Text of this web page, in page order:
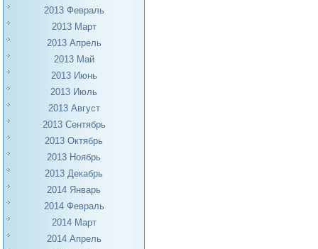
2013 Февраль
2013 Март
2013 Апрель
2013 Май
2013 Июнь
2013 Июль
2013 Август
2013 Сентябрь
2013 Октябрь
2013 Ноябрь
2013 Декабрь
2014 Январь
2014 Февраль
2014 Март
2014 Апрель